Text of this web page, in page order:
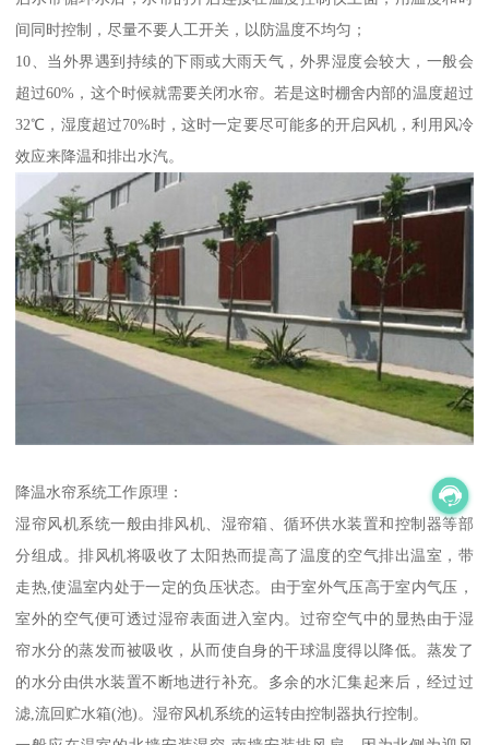
间同时控制，尽量不要人工开关，以防温度不均匀；
10、当外界遇到持续的下雨或大雨天气，外界湿度会较大，一般会
超过60%，这个时候就需要关闭水帘。若是这时棚舍内部的温度超过
32℃，湿度超过70%时，这时一定要尽可能多的开启风机，利用风冷
效应来降温和排出水汽。
降温水帘系统工作原理：
湿帘风机系统一般由排风机、湿帘箱、循环供水装置和控制器等部
分组成。排风机将吸收了太阳热而提高了温度的空气排出温室，带
走热,使温室内处于一定的负压状态。由于室外气压高于室内气压，
室外的空气便可透过湿帘表面进入室内。过帘空气中的显热由于湿
帘水分的蒸发而被吸收，从而使自身的干球温度得以降低。蒸发了
的水分由供水装置不断地进行补充。多余的水汇集起来后，经过过
滤,流回贮水箱(池)。湿帘风机系统的运转由控制器执行控制。